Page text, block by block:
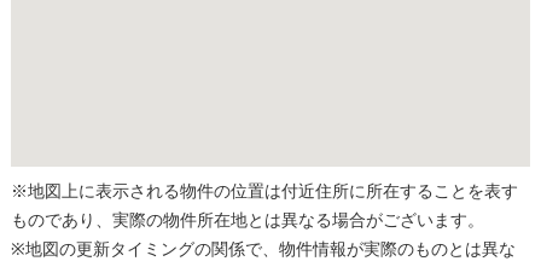
※地図上に表示される物件の位置は付近住所に所在することを表す
ものであり、実際の物件所在地とは異なる場合がございます。
※地図の更新タイミングの関係で、物件情報が実際のものとは異な